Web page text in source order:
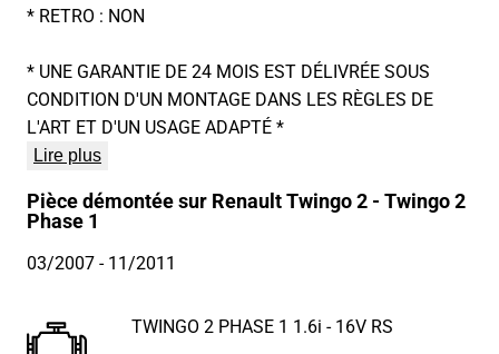
* RETRO : NON
* UNE GARANTIE DE 24 MOIS EST DÉLIVRÉE SOUS
CONDITION D'UN MONTAGE DANS LES RÈGLES DE
L'ART ET D'UN USAGE ADAPTÉ *
Lire plus
Pièce démontée sur Renault Twingo 2 - Twingo 2
Phase 1
03/2007- 11/2011
TWINGO 2 PHASE 1 1.6i - 16V RS